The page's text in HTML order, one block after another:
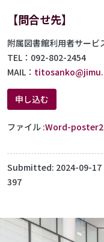
【問合せ先】
附属図書館利用者サー
TEL：092-802-2454
MAIL：
申し込む
ファイル Word-
Submitted: 2024-09-17
397